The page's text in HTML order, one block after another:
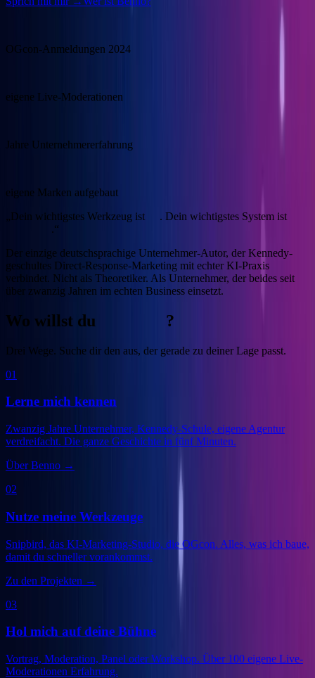
OGcon-Anmeldungen 2024
eigene Live-Moderationen
Jahre Unternehmererfahrung
eigene Marken aufgebaut
„Dein wichtigstes Werkzeug ist
. Dein wichtigstes System ist
.“
Der einzige deutschsprachige Unternehmer-Autor, der Kennedy-
geschultes Direct-Response-Marketing mit echter KI-Praxis
verbindet. Nicht als Theoretiker. Als Unternehmer, der beides seit
über zwanzig Jahren im echten Business einsetzt.
Wo willst du ?
Drei Wege. Suche dir den aus, der gerade zu deiner Lage passt.
01
Lerne mich kennen
Zwanzig Jahre Unternehmer, Kennedy-Schule, eigene Agentur
verdreifacht. Die ganze Geschichte in fünf Minuten.
Über Benno →
02
Nutze meine Werkzeuge
Snipbird, das KI-Marketing-Studio, die OGcon. Alles, was ich baue,
damit du schneller vorankommst.
Zu den Projekten →
03
Hol mich auf deine Bühne
Vortrag, Moderation, Panel oder Workshop. Über 100 eigene Live-
Moderationen Erfahrung.